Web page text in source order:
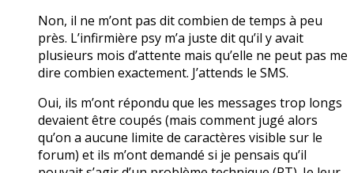
Non, il ne m’ont pas dit combien de temps à peu
près. L’infirmière psy m’a juste dit qu’il y avait
plusieurs mois d’attente mais qu’elle ne peut pas me
dire combien exactement. J’attends le SMS.
Oui, ils m’ont répondu que les messages trop longs
devaient être coupés (mais comment jugé alors
qu’on a aucune limite de caractères visible sur le
forum) et ils m’ont demandé si je pensais qu’il